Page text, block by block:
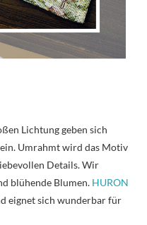
Lichtung geben sich
Umrahmt wird das Motiv
Details. Wir
blühende Blumen. HURON
eignet sich wunderbar für